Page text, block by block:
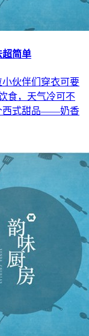
超简单
伙伴们穿衣可要
食，天气冷可不
西式甜品——奶香